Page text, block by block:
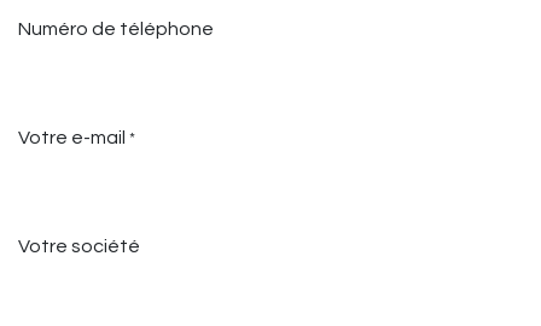
Numéro de téléphone
Votre e-mail *
Votre société